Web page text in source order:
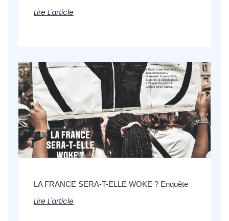
Lire L'article
LA FRANCE SERA-T-ELLE WOKE ? Enquête
Lire L'article